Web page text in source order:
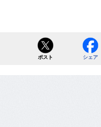
ポスト シェア